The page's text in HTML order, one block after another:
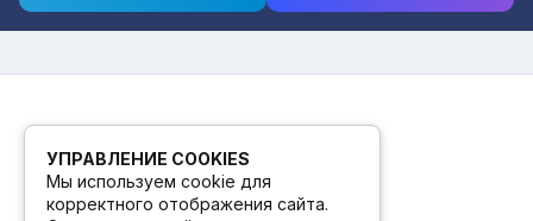
УПРАВЛЕНИЕ COOKIES
Мы используем cookie для
корректного отображения сайта.